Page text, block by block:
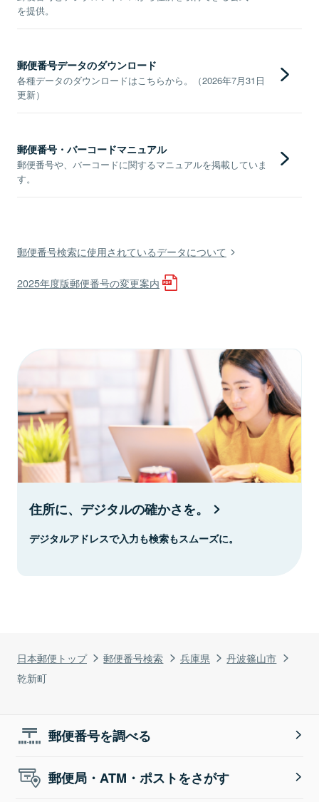
日本郵便トップ 郵便番号検索 兵庫県
丹波篠山市
乾新町
を提供。
郵便番号データのダウンロード
各種データのダウンロードはこちらから。（2026年7月31日
更新）
郵便番号・バーコードマニュアル
郵便番号や、バーコードに関するマニュアルを掲載していま
す。
郵便番号検索に使用されているデータについて
2025年度版郵便番号の変更案内
住所に、デジタルの確かさを。
デジタルアドレスで入力も検索もスムーズに。
郵便番号を調べる
郵便局・ATM・ポストをさがす